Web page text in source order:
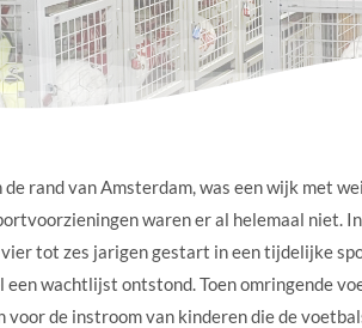
de rand van Amsterdam, was een wijk met
waren er al helemaal niet.
tot zes jarigen gestart in een tijdelijke
een wachtlijst ontstond. Toen omringende
voor de instroom van kinderen die de